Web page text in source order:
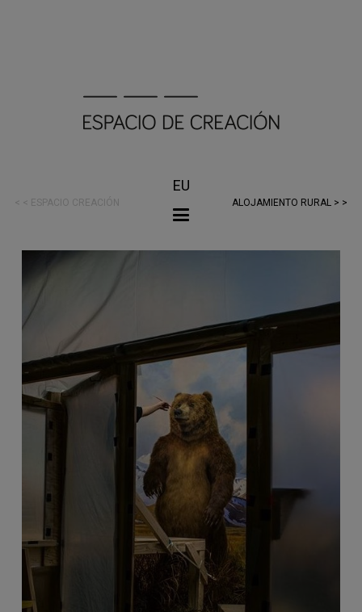
< < ESPACIO CREACIÓN
EU
ALOJAMIENTO RURAL > >